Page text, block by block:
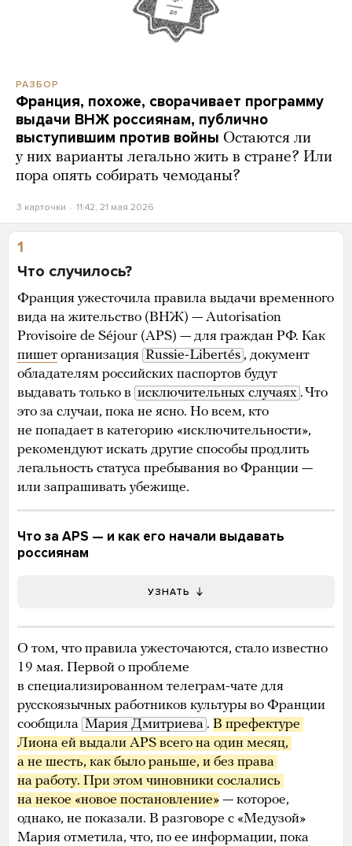
РАЗБОР
Франция, похоже, сворачивает программу
выдачи ВНЖ россиянам, публично
выступившим против войны Остаются ли
у них варианты легально жить в стране? Или
пора опять собирать чемоданы?
3 карточки 11:42, 21 мая 2026
1
Что случилось?
Франция ужесточила правила выдачи временного
вида на жительство (ВНЖ) — Autorisation
Provisoire de Séjour (APS) — для граждан РФ. Как
пишет организация Russie-Libertés , документ
обладателям российских паспортов будут
выдавать только в исключительных случаях . Что
это за случаи, пока не ясно. Но всем, кто
не попадает в категорию «исключительности»,
рекомендуют искать другие способы продлить
легальность статуса пребывания во Франции —
или запрашивать убежище.
Что за APS — и как его начали выдавать
россиянам
УЗНАТЬ
О том, что правила ужесточаются, стало известно
19 мая. Первой о проблеме
в специализированном телеграм-чате для
русскоязычных работников культуры во Франции
сообщила Мария Дмитриева . В префектуре
Лиона ей выдали APS всего на один месяц,
а не шесть, как было раньше, и без права
на работу. При этом чиновники сослались
на некое «новое постановление» — которое,
однако, не показали. В разговоре с «Медузой»
Мария отметила, что, по ее информации, пока